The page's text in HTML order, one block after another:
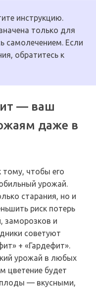
инструкцию.
только для
самолечением. Если
обратитесь к
— ваш
даже в
чтобы его
урожай.
старания, но и
риск потерь
заморозков и
советуют
+ «Гардефит».
урожай в любых
цветение будет
— вкусными,